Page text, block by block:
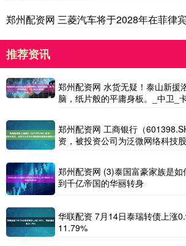
郑州配资网 三菱汽车将于2028年在菲律
推荐资讯
郑州配资网 水货无疑！泰山新援
脑，纸片般的平庸身板。_中卫_
郑州配资网 工商银行（
资，被投资公司为泛微网络科技
郑州配资网 (3)泰国富豪家族是
到千亿帝国的华丽转身
华联配资 7月14日泰瑞转债上涨
11.79%